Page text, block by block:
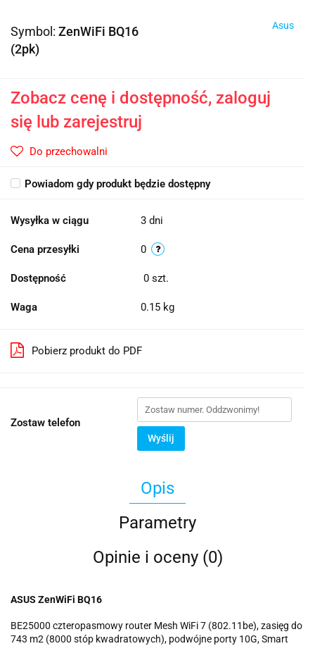
Symbol: ZenWiFi BQ16
(2pk)
Asus
Zobacz cenę i dostępność, zaloguj
się lub zarejestruj
Do przechowalni
Powiadom gdy produkt będzie dostępny
Wysyłka w ciągu 3 dni
Cena przesyłki 0
Dostępność 0 szt.
Waga 0.15 kg
Pobierz produkt do PDF
Zostaw telefon
Wyślij
Opis
Parametry
Opinie i oceny (0)
ASUS ZenWiFi BQ16
BE25000 czteropasmowy router Mesh WiFi 7 (802.11be), zasięg do
743 m2 (8000 stóp kwadratowych), podwójne porty 10G, Smart